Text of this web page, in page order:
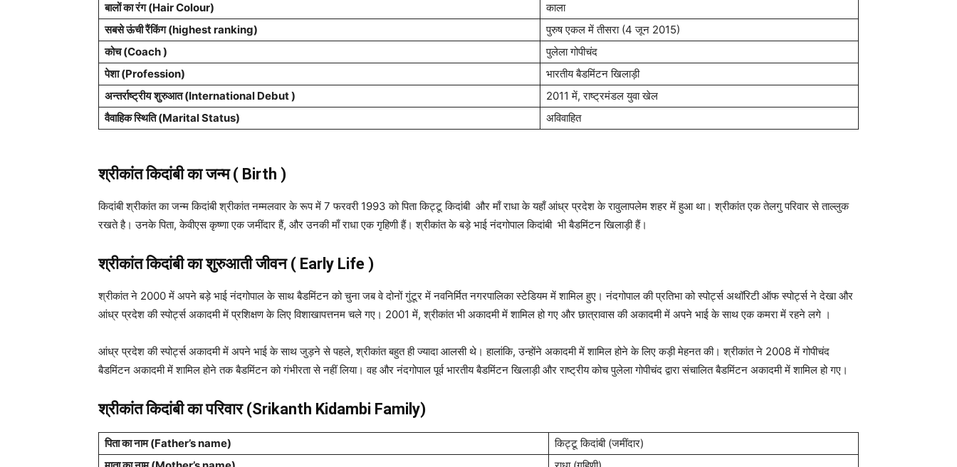
बालों का रंग (Hair Colour)
काला
सबसे ऊंची रैंकिंग (highest ranking)
पुरुष एकल में तीसरा (4 जून 2015)
कोच (Coach )
पुलेला गोपीचंद
पेशा (Profession)
भारतीय बैडमिंटन खिलाड़ी
अन्तर्राष्ट्रीय शुरुआत (International Debut )
2011 में, राष्ट्रमंडल युवा खेल
वैवाहिक स्थिति (Marital Status)
अविवाहित
श्रीकांत किदांबी का जन्म ( Birth )
किदांबी श्रीकांत का जन्म किदांबी श्रीकांत नम्मलवार के रूप में 7 फरवरी 1993 को पिता किट्टू किदांबी और माँ राधा के यहाँ आंध्र प्रदेश के रावुलापलेम शहर में हुआ था। श्रीकांत एक तेलगु परिवार से ताल्लुक
रखते है। उनके पिता, केवीएस कृष्णा एक जमींदार हैं, और उनकी माँ राधा एक गृहिणी हैं। श्रीकांत के बड़े भाई नंदगोपाल किदांबी भी बैडमिंटन खिलाड़ी हैं।
श्रीकांत किदांबी का शुरुआती जीवन ( Early Life )
श्रीकांत ने 2000 में अपने बड़े भाई नंदगोपाल के साथ बैडमिंटन को चुना जब वे दोनों गुंटूर में नवनिर्मित नगरपालिका स्टेडियम में शामिल हुए। नंदगोपाल की प्रतिभा को स्पोर्ट्स अथॉरिटी ऑफ स्पोर्ट्स ने देखा और
आंध्र प्रदेश की स्पोर्ट्स अकादमी में प्रशिक्षण के लिए विशाखापत्तनम चले गए। 2001 में, श्रीकांत भी अकादमी में शामिल हो गए और छात्रावास की अकादमी में अपने भाई के साथ एक कमरा में रहने लगे ।
आंध्र प्रदेश की स्पोर्ट्स अकादमी में अपने भाई के साथ जुड़ने से पहले, श्रीकांत बहुत ही ज्यादा आलसी थे। हालांकि, उन्होंने अकादमी में शामिल होने के लिए कड़ी मेहनत की। श्रीकांत ने 2008 में गोपीचंद
बैडमिंटन अकादमी में शामिल होने तक बैडमिंटन को गंभीरता से नहीं लिया। वह और नंदगोपाल पूर्व भारतीय बैडमिंटन खिलाड़ी और राष्ट्रीय कोच पुलेला गोपीचंद द्वारा संचालित बैडमिंटन अकादमी में शामिल हो गए।
श्रीकांत किदांबी का परिवार (Srikanth Kidambi Family)
पिता का नाम (Father’s name)
किट्टू किदांबी (जमींदार)